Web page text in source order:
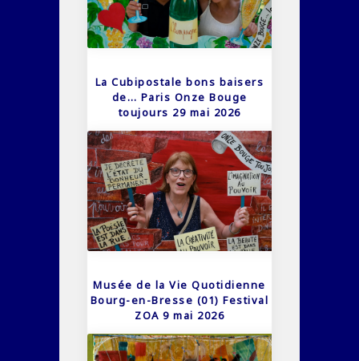
La Cubipostale bons baisers
de… Paris Onze Bouge
toujours 29 mai 2026
Musée de la Vie Quotidienne
Bourg-en-Bresse (01) Festival
ZOA 9 mai 2026